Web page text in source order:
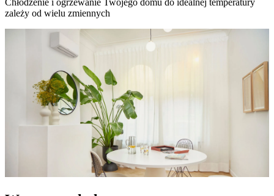
zależy od wielu zmiennych